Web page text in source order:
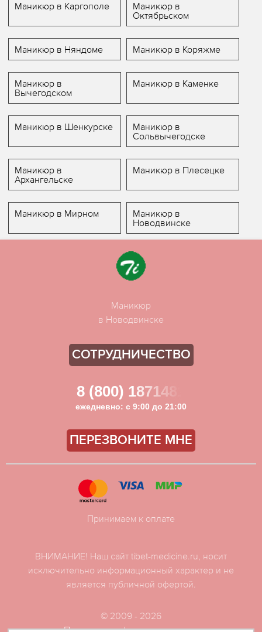
Маникюр в Каргополе
Маникюр в
Октябрьском
Маникюр в Няндоме Маникюр в Коряжме
Маникюр в
Вычегодском
Маникюр в Каменке
Маникюр в Шенкурске
Маникюр в
Сольвычегодске
Маникюр в
Архангельске
Маникюр в Плесецке
Маникюр в Мирном
Маникюр в
Новодвинске
Маникюр
в Новодвинске
СОТРУДНИЧЕСТВО
8 (800) 1871481
ежедневно: с 9:00 до 21:00
ПЕРЕЗВОНИТЕ МНЕ
ВНИМАНИЕ! Наш сайт tibet-medicine.ru, носит
исключительно информационный характер и не
является публичной офертой.
© 2009 - 2026
Принимаем к оплате